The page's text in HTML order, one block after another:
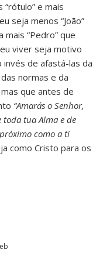
e mais
seja menos “João”
“Pedro” que
viver seja motivo
de afastá-las da
normas e da
que antes de
“Amarás o Senhor,
toda tua Alma e de
como a ti
como Cristo para os